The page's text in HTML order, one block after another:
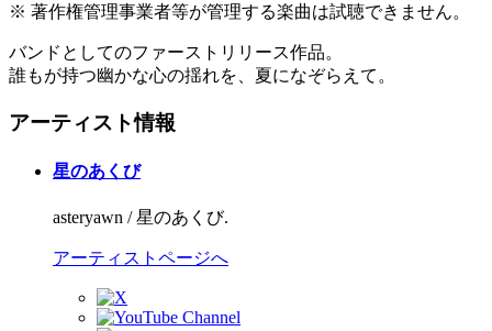
※ 著作権管理事業者等が管理する楽曲は試聴できません。
バンドとしてのファーストリリース作品。
誰もが持つ幽かな心の揺れを、夏になぞらえて。
アーティスト情報
星のあくび
asteryawn / 星のあくび.
アーティストページへ